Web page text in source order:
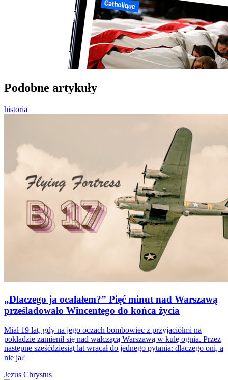
Podobne artykuły
historia
„Dlaczego ja ocalałem?” Pięć minut nad Warszawą
prześladowało Wincentego do końca życia
Miał 19 lat, gdy na jego oczach bombowiec z przyjaciółmi na
pokładzie zamienił się nad walczącą Warszawą w kulę ognia. Przez
następne sześćdziesiąt lat wracał do jednego pytania: dlaczego oni, a
nie ja?
Jezus Chrystus